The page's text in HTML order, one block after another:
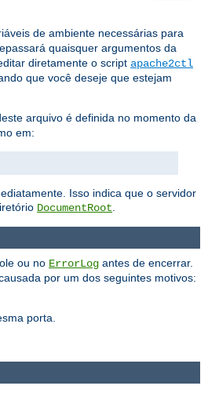
​​de ambiente necessárias para
quaisquer argumentos da
diretamente o script apache2ctl
que você deseje que estejam
arquivo é definida no momento da
em:
Isso indica que o servidor
DocumentRoot
ou no ErrorLog antes de encerrar.
por um dos seguintes motivos:
porta.